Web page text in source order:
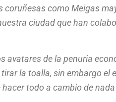
coruñesas como Meigas
ciudad que han
avatares de la penuria
la toalla, sin embargo el
todo a cambio de